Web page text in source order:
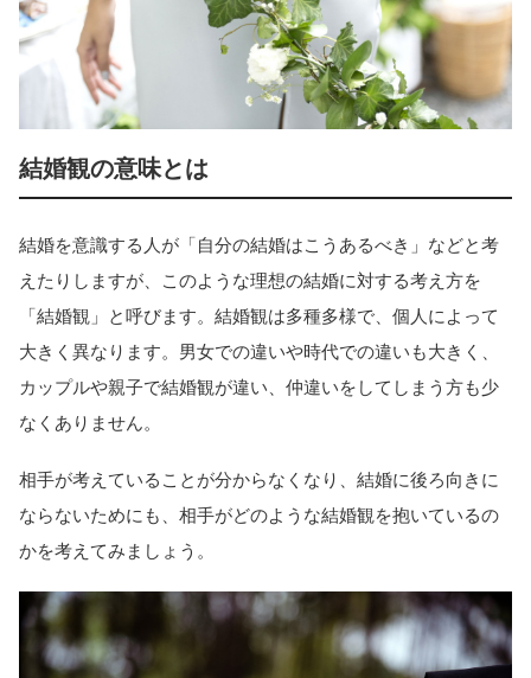
結婚観の意味とは
結婚を意識する人が「自分の結婚はこうあるべき」などと考
えたりしますが、このような理想の結婚に対する考え方を
「結婚観」と呼びます。結婚観は多種多様で、個人によって
大きく異なります。男女での違いや時代での違いも大きく、
カップルや親子で結婚観が違い、仲違いをしてしまう方も少
なくありません。
相手が考えていることが分からなくなり、結婚に後ろ向きに
ならないためにも、相手がどのような結婚観を抱いているの
かを考えてみましょう。